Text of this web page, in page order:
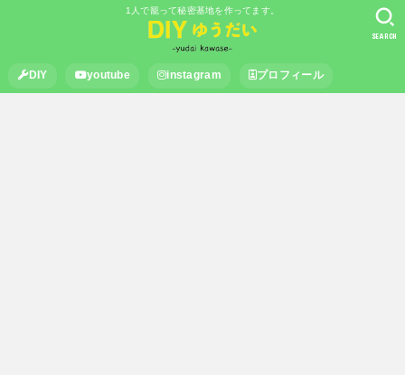
1人で籠って秘密基地を作ってます。
DIY youtube instagram プロフィール
SEARCH